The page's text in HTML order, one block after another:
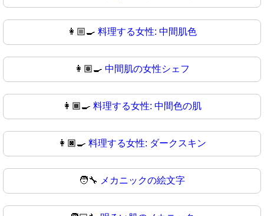
👩🏼‍🍳 料理する女性: 中間肌色
👩🏽‍🍳 中間肌の女性シェフ
👩🏾‍🍳 料理する女性: 中間色の肌
👩🏿‍🍳 料理する女性: ダークスキン
🧑‍🔧 メカニックの絵文字